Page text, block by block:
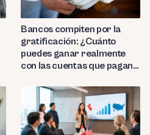
Bancos compiten por la
gratificación: ¿Cuánto
puedes ganar realmente
con las cuentas que pagan